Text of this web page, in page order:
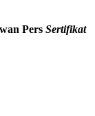
Pers Sertifikat